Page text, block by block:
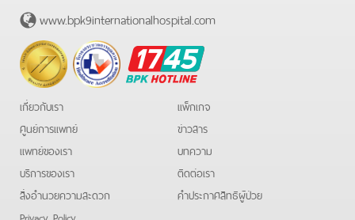
www.bpk9internationalhospital.com
BPK
Hotline
เกี่ยวกับเรา
ศูนย์การแพทย์
แพทย์ของเรา
บริการของเรา
สิ่งอำนวยความสะดวก
แพ็กเกจ
ข่าวสาร
บทความ
ติดต่อเรา
คําประกาศสิทธิผู้ป่วย